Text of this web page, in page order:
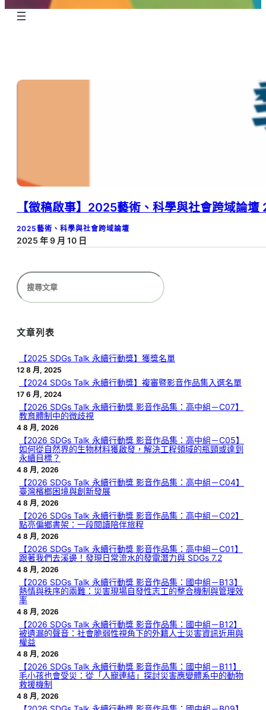
【徵稿啟事】2025藝術、科學與社會跨域論
2025藝術、科學與社會跨域論壇
2025 年 9 月 10 日
搜
尋
文章列表
【2025 SDGs Talk 永續行動獎】獲獎名單
12 8 月, 2025
【2024 SDGs Talk 永續行動獎】複審暨影音作品集入選名單
17 6 月, 2024
【2026 SDGs Talk 永續行動獎 影音作品集：高中組－C07】
教育體制中的微歧視
4 8 月, 2026
【2026 SDGs Talk 永續行動獎 影音作品集：高中組－C05】
如何從自然界的生物材料獲啟發，解決工程領域的瓶頸或達到
永續目標？
4 8 月, 2026
【2026 SDGs Talk 永續行動獎 影音作品集：高中組－C04】
臺灣檳榔困境與創新發展
4 8 月, 2026
【2026 SDGs Talk 永續行動獎 影音作品集：高中組－C02】
點亮偏鄉書架：一段閱讀陪伴旅程
4 8 月, 2026
【2026 SDGs Talk 永續行動獎 影音作品集：高中組－C01】
跟著我們去溪邊！發現日常流水的發電潛力與 SDGs 7.2
4 8 月, 2026
【2026 SDGs Talk 永續行動獎 影音作品集：國中組－B13】
熱情與秩序的兩難：災害現場自發性志工的整合機制與管理效
率
4 8 月, 2026
【2026 SDGs Talk 永續行動獎 影音作品集：國中組－B12】
被遺漏的聲音：社會脆弱性視角下的外籍人士災害資訊近用與
權益
4 8 月, 2026
【2026 SDGs Talk 永續行動獎 影音作品集：國中組－B11】
毛小孩也會受災：從「人寵連結」探討災害應變體系中的動物
救援機制
4 8 月, 2026